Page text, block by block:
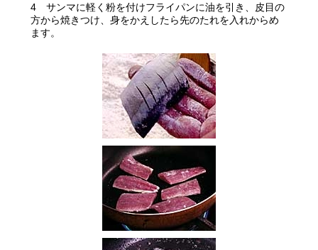
グルメ
4 サンマに軽く粉を付けフライパンに油を引き、皮目の
方から焼きつけ、身をかえしたら先のたれを入れからめ
ます。